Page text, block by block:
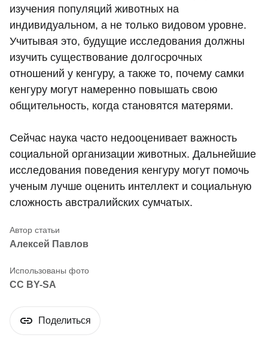
изучения популяций животных на
индивидуальном, а не только видовом уровне.
Учитывая это, будущие исследования должны
изучить существование долгосрочных
отношений у кенгуру, а также то, почему самки
кенгуру могут намеренно повышать свою
общительность, когда становятся матерями.
Сейчас наука часто недооценивает важность
социальной организации животных. Дальнейшие
исследования поведения кенгуру могут помочь
ученым лучше оценить интеллект и социальную
сложность австралийских сумчатых.
Алексей Павлов
CC BY-SA
Поделиться